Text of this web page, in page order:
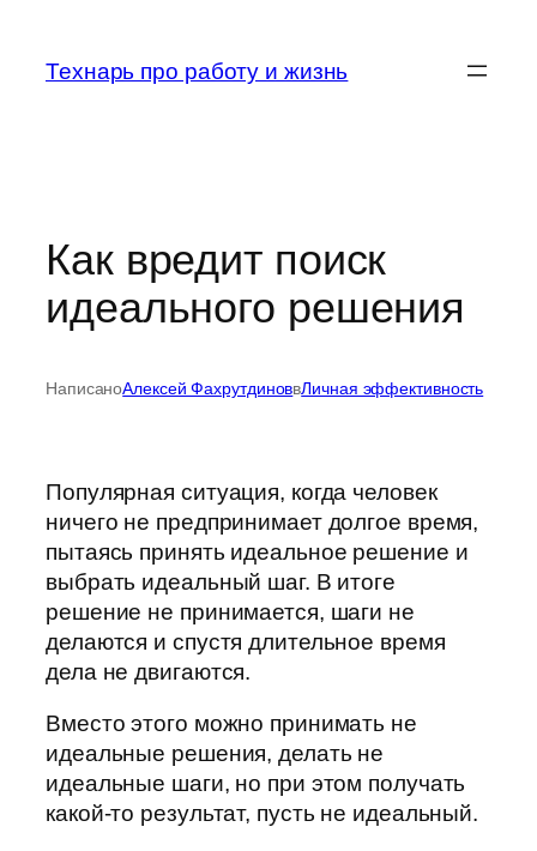
содержимому
Технарь про работу и жизнь
Как вредит поиск
идеального решения
НаписаноАлексей ФахрутдиноввЛичная эффективность
Популярная ситуация, когда человек
ничего не предпринимает долгое время,
пытаясь принять идеальное решение и
выбрать идеальный шаг. В итоге
решение не принимается, шаги не
делаются и спустя длительное время
дела не двигаются.
Вместо этого можно принимать не
идеальные решения, делать не
идеальные шаги, но при этом получать
какой-то результат, пусть не идеальный.